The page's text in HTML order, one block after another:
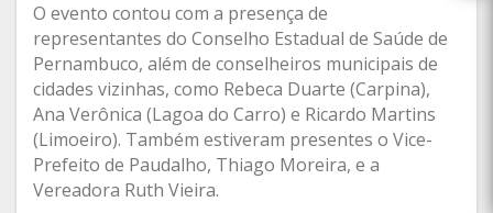
O evento contou com a presença de
representantes do Conselho Estadual de Saúde de
Pernambuco, além de conselheiros municipais de
cidades vizinhas, como Rebeca Duarte (Carpina),
Ana Verônica (Lagoa do Carro) e Ricardo Martins
(Limoeiro). Também estiveram presentes o Vice-
Prefeito de Paudalho, Thiago Moreira, e a
Vereadora Ruth Vieira.